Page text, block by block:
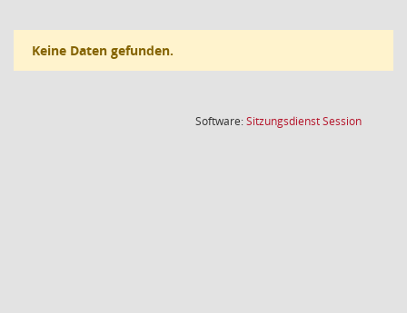
Keine Daten gefunden.
Software:SitzungsdienstSession(Wird in